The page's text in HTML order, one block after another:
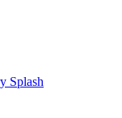
Splash